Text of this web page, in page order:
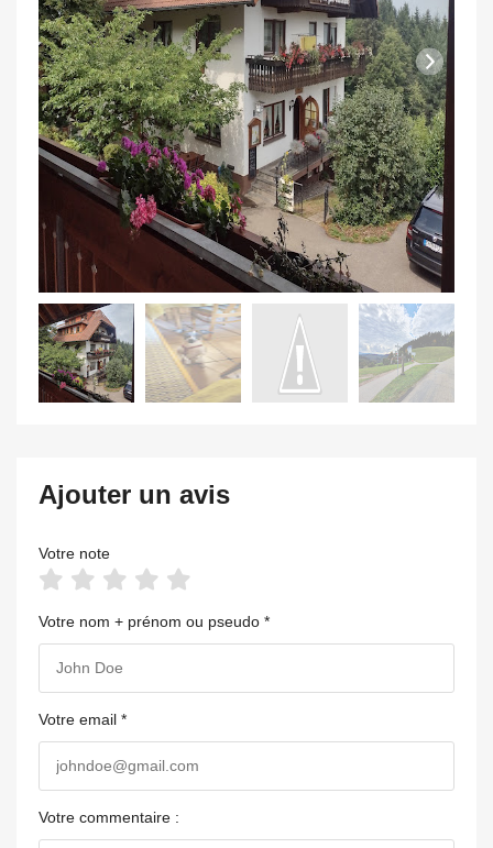
Ajouter un avis
Votre note
Votre nom + prénom ou pseudo *
Votre email *
Votre commentaire :